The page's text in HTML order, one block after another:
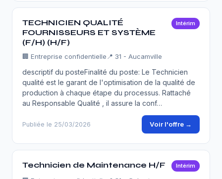
TECHNICIEN QUALITÉ
FOURNISSEURS ET SYSTÈME
(F/H) (H/F)
Intérim
🏢 Entreprise confidentielle 📍 31 - Aucamville
descriptif du posteFinalité du poste: Le Technicien
qualité est le garant de l'optimisation de la qualité de
production à chaque étape du processus. Rattaché
au Responsable Qualité , il assure la conf…
Publiée le 25/03/2026 Voir l'offre →
Technicien de Maintenance H/F Intérim